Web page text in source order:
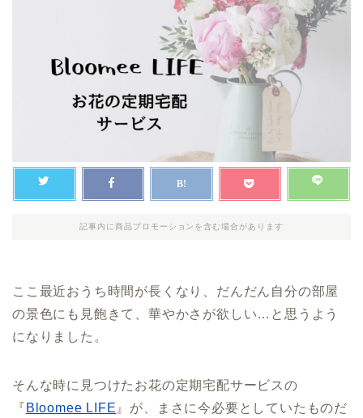
記事内に商品プロモーションを含む場合があります
ここ最近おうち時間が長くなり、だんだん自分の部屋
の景色にも見飽きて、華やかさが欲しい…と思うよう
になりました。
そんな時に見つけたお花の定期宅配サービスの
『 Bloomee LIFE 』が、まさに今必要としていたものだ